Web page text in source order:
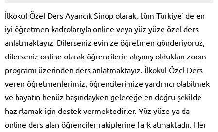
İlkokul Özel Ders Ayancık Sinop olarak, tüm Türkiye’ de en
iyi öğretmen kadrolarıyla online veya yüz yüze özel ders
anlatmaktayız. Dilerseniz evinize öğretmen gönderiyoruz,
dilerseniz online olarak öğrencilerin alışmış oldukları zoom
programı üzerinden ders anlatmaktayız. İlkokul Özel Ders
veren öğretmenlerimiz, öğrencilerimize yardımcı olabilmek
ve hayatın henüz başındayken geleceğe en doğru şekilde
hazırlamak için destek vermektedirler. Yüz yüze ya da
online ders alan öğrenciler rakiplerine fark atmaktadır. Her